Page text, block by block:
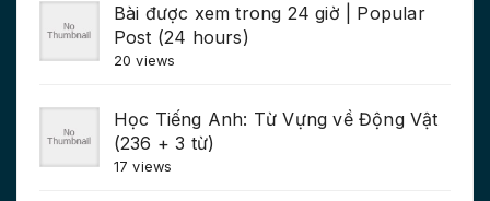
Bài được xem trong 24 giờ | Popular
Post (24 hours)
20 views
Học Tiếng Anh: Từ Vựng về Động Vật
(236 + 3 từ)
17 views